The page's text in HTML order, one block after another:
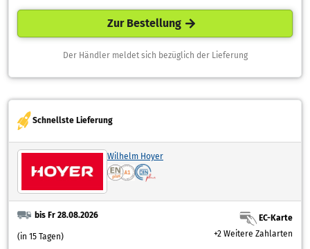
Zur Bestellung
Der Händler meldet sich bezüglich der Lieferung
Schnellste Lieferung
Wilhelm Hoyer
bis Fr 28.08.2026
(in 15 Tagen)
EC-Karte
+2 Weitere Zahlarten